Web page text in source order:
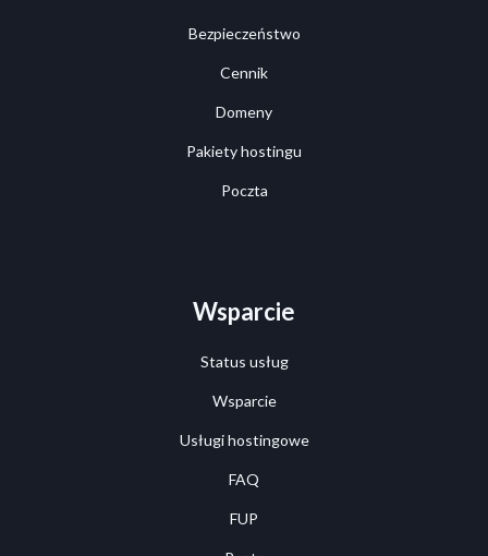
Bezpieczeństwo
Cennik
Domeny
Pakiety hostingu
Poczta
Wsparcie
Status usług
Wsparcie
Usługi hostingowe
FAQ
FUP